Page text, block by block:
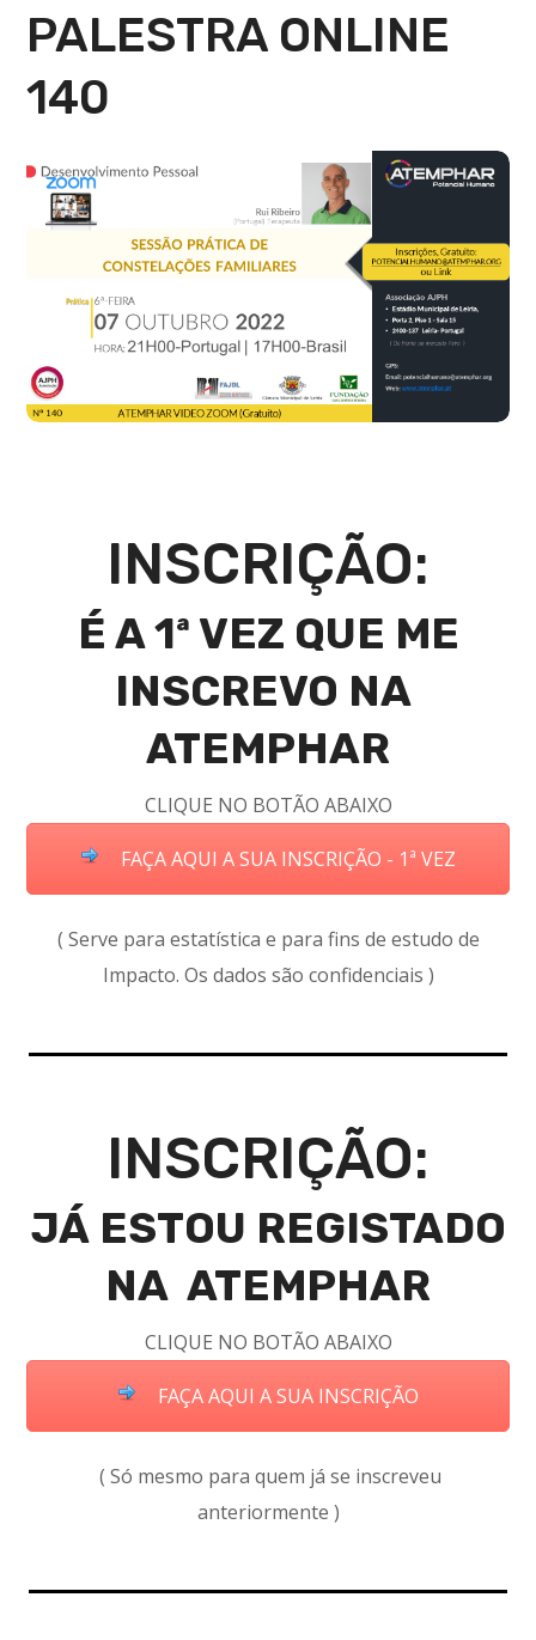
PALESTRA ONLINE
140
INSCRIÇÃO:
É A 1ª VEZ QUE ME
INSCREVO NA
ATEMPHAR
CLIQUE NO BOTÃO ABAIXO
FAÇA AQUI A SUA INSCRIÇÃO - 1ª VEZ
( Serve para estatística e para fins de estudo de
Impacto. Os dados são confidenciais )
INSCRIÇÃO:
JÁ ESTOU REGISTADO
NA ATEMPHAR
CLIQUE NO BOTÃO ABAIXO
FAÇA AQUI A SUA INSCRIÇÃO
( Só mesmo para quem já se inscreveu
anteriormente )